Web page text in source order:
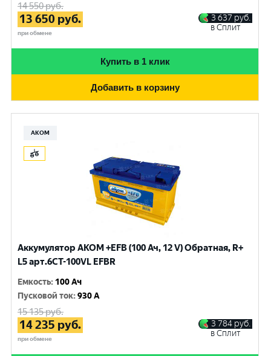
14 550руб.
13 650 руб.
при обмене
3 637 руб.
в Сплит
Купить в 1 клик
Добавить в корзину
АКОМ
Аккумулятор AKOM +EFB (100 Ач, 12 V) Обратная, R+
L5 арт.6СТ-100VL EFBR
Емкость: 100 Ач
Пусковой ток:930 A
15 135руб.
14 235 руб.
при обмене
3 784 руб.
в Сплит